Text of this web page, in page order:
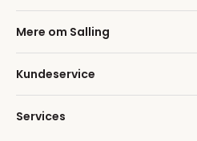
Mere om Salling
Kundeservice
Services